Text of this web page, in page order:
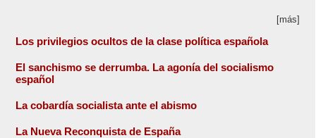
[más]
Los privilegios ocultos de la clase política española
El sanchismo se derrumba. La agonía del socialismo
español
La cobardía socialista ante el abismo
La Nueva Reconquista de España